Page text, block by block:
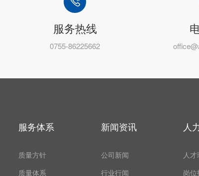
服务热线
0755-86225662
服务体系
质量方针
质量体系
新闻资讯
公司新闻
行业行闻
人
人
岗